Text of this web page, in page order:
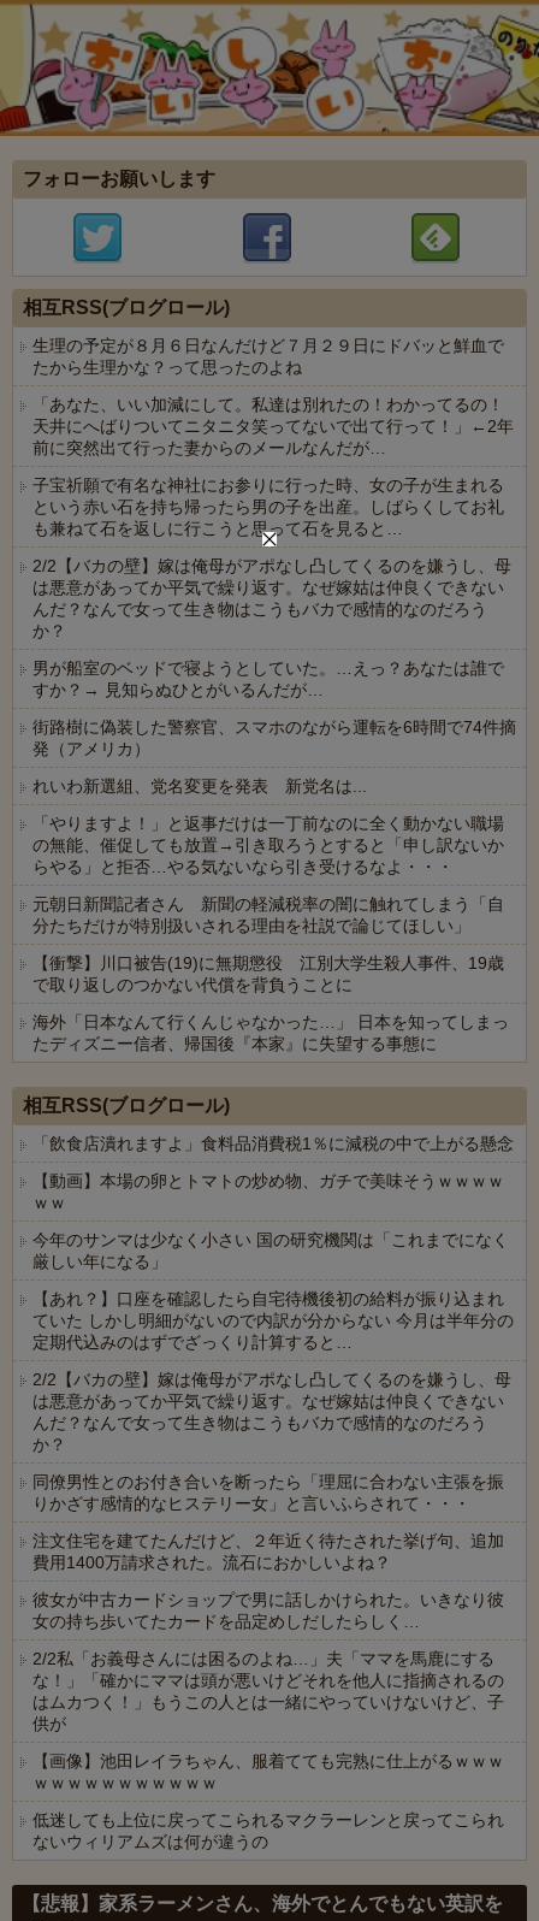
フォローお願いします
相互RSS(ブログロール)
生理の予定が８月６日なんだけど７月２９日にドバッと鮮血で
たから生理かな？って思ったのよね
「あなた、いい加減にして。私達は別れたの！わかってるの！
天井にへばりついてニタニタ笑ってないで出て行って！」←2年
前に突然出て行った妻からのメールなんだが…
子宝祈願で有名な神社にお参りに行った時、女の子が生まれる
という赤い石を持ち帰ったら男の子を出産。しばらくしてお礼
も兼ねて石を返しに行こうと思って石を見ると…
2/2【バカの壁】嫁は俺母がアポなし凸してくるのを嫌うし、母
は悪意があってか平気で繰り返す。なぜ嫁姑は仲良くできない
んだ？なんで女って生き物はこうもバカで感情的なのだろう
か？
男が船室のベッドで寝ようとしていた。…えっ？あなたは誰で
すか？→ 見知らぬひとがいるんだが…
街路樹に偽装した警察官、スマホのながら運転を6時間で74件摘
発（アメリカ）
れいわ新選組、党名変更を発表 新党名は...
「やりますよ！」と返事だけは一丁前なのに全く動かない職場
の無能、催促しても放置→引き取ろうとすると「申し訳ないか
らやる」と拒否…やる気ないなら引き受けるなよ・・・
元朝日新聞記者さん 新聞の軽減税率の闇に触れてしまう「自
分たちだけが特別扱いされる理由を社説で論じてほしい」
【衝撃】川口被告(19)に無期懲役 江別大学生殺人事件、19歳
で取り返しのつかない代償を背負うことに
海外「日本なんて行くんじゃなかった…」 日本を知ってしまっ
たディズニー信者、帰国後『本家』に失望する事態に
相互RSS(ブログロール)
「飲食店潰れますよ」食料品消費税1％に減税の中で上がる懸念
【動画】本場の卵とトマトの炒め物、ガチで美味そうｗｗｗｗ
ｗｗ
今年のサンマは少なく小さい 国の研究機関は「これまでになく
厳しい年になる」
【あれ？】口座を確認したら自宅待機後初の給料が振り込まれ
ていた しかし明細がないので内訳が分からない 今月は半年分の
定期代込みのはずでざっくり計算すると…
2/2【バカの壁】嫁は俺母がアポなし凸してくるのを嫌うし、母
は悪意があってか平気で繰り返す。なぜ嫁姑は仲良くできない
んだ？なんで女って生き物はこうもバカで感情的なのだろう
か？
同僚男性とのお付き合いを断ったら「理屈に合わない主張を振
りかざす感情的なヒステリー女」と言いふらされて・・・
注文住宅を建てたんだけど、２年近く待たされた挙げ句、追加
費用1400万請求された。流石におかしいよね？
彼女が中古カードショップで男に話しかけられた。いきなり彼
女の持ち歩いてたカードを品定めしだしたらしく…
2/2私「お義母さんには困るのよね…」夫「ママを馬鹿にする
な！」「確かにママは頭が悪いけどそれを他人に指摘されるの
はムカつく！」もうこの人とは一緒にやっていけないけど、子
供が
【画像】池田レイラちゃん、服着てても完熟に仕上がるｗｗｗ
ｗｗｗｗｗｗｗｗｗｗｗ
低迷しても上位に戻ってこられるマクラーレンと戻ってこられ
ないウィリアムズは何が違うの
【悲報】家系ラーメンさん、海外でとんでもない英訳を